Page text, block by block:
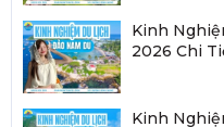
Kinh
2026 Chi
Kinh